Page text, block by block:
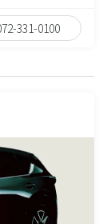
331-0100